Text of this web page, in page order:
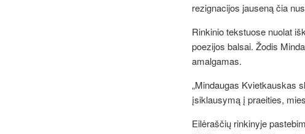
rezignacijos jauseną čia
Rinkinio tekstuose nuolat
poezijos balsai. Žodis
amalgamas.
„Mindaugas Kvietkauskas
įsiklausymą į praeities,
Eilėraščių rinkinyje